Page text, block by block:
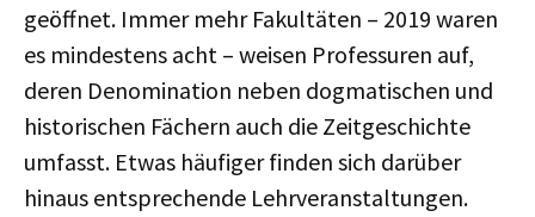
geöffnet. Immer mehr Fakultäten – 2019 waren
es mindestens acht – weisen Professuren auf,
deren Denomination neben dogmatischen und
historischen Fächern auch die Zeitgeschichte
umfasst. Etwas häufiger finden sich darüber
hinaus entsprechende Lehrveranstaltungen.